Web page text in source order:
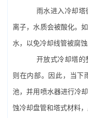
雨水进入冷却塔
离子，水质会被酸化。
水，以免冷却线管被腐蚀
开放式冷却塔的
则在内部。因此，当下
池，并用喷水器进行冷
蚀冷却盘管和塔式材料